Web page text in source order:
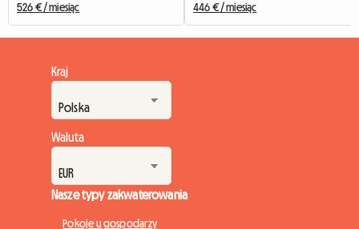
526 € / miesiąc 446 € / miesiąc
Kraj
Waluta
Nasze typy zakwaterowania
Pokoje u gospodarzy